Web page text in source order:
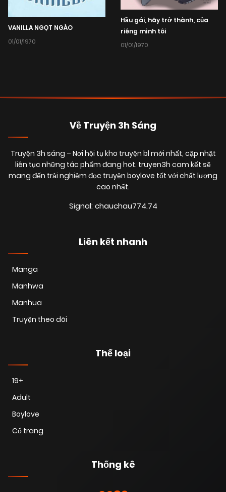
VANILLA NGỌT NGÀO
01/01/1970
Hầu gái, hãy trở thành, của
riêng mình tôi
01/01/1970
Về Truyện 3h Sáng
Truyện 3h sáng – Nơi hội tụ kho truyện bl mới nhất, cập nhật
liên tục những tác phẩm đang hot. truyen3h cam kết sẽ
mang đến trải nghiệm đọc truyện boylove tốt với chất lượng
cao nhất.
Signal: chauchau774.74
Liên kết nhanh
Manga
Manhwa
Manhua
Truyện theo dõi
Thể loại
19+
Adult
Boylove
Cổ trang
Thống kê